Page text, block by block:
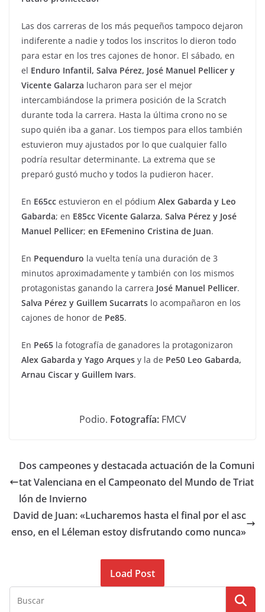
Las dos carreras de los más pequeños tampoco dejaron
indiferente a nadie y todos los inscritos lo dieron todo
para estar en los tres cajones de honor. El sábado, en
el Enduro Infantil, Salva Pérez, José Manuel Pellicer y
Vicente Galarza lucharon para ser el mejor
intercambiándose la primera posición de la Scratch
durante toda la carrera. Hasta la última crono no se
supo quién iba a ganar. Los tiempos para ellos también
estuvieron muy ajustados por lo que cualquier fallo
podría resultar determinante. La extrema que se
preparó gustó mucho y todos la pudieron hacer.
En E65cc estuvieron en el pódium Alex Gabarda y Leo
Gabarda; en E85cc Vicente Galarza, Salva Pérez y José
Manuel Pellicer; en EFemenino Cristina de Juan.
En Pequenduro la vuelta tenía una duración de 3
minutos aproximadamente y también con los mismos
protagonistas ganando la carrera José Manuel Pellicer.
Salva Pérez y Guillem Sucarrats lo acompañaron en los
cajones de honor de Pe85.
En Pe65 la fotografía de ganadores la protagonizaron
Alex Gabarda y Yago Arques y la de Pe50 Leo Gabarda,
Arnau Ciscar y Guillem Ivars.
Podio. Fotografía:FMCV
Dos campeones y destacada actuación de la Comuni
tat Valenciana en el Campeonato del Mundo de Triat
lón de Invierno
David de Juan: «Lucharemos hasta el final por el asc
enso, en el Léleman estoy disfrutando como nunca»
Load Post